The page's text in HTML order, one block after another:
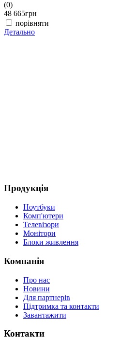
(0)
48 665грн
порівняти
Детально
Продукція
Ноутбуки
Комп'ютери
Телевізори
Монітори
Блоки живлення
Компанія
Про нас
Новини
Для партнерів
Підтримка та контакти
Завантажити
Контакти